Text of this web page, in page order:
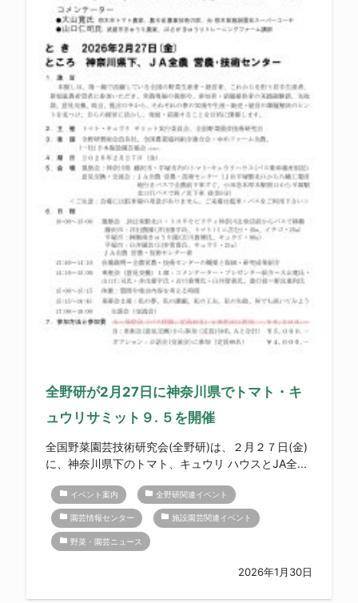
全野研が2月27日に神奈川県でトマト・キ
ュウリサミット９. ５を開催
全国野菜園芸技術研究会(全野研)は、２月２７日(金)
に、神奈川県下のトマト、キュウリ ハウスとJA全...
folder イベント案内 folder 全野研関連イベント
folder 園芸情報センター folder 施設園芸関連イベント
folder 野菜・園芸ニュース
2026年1月30日